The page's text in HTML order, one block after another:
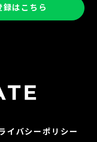
はこちら
イバシーポリシー